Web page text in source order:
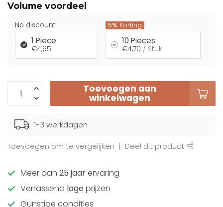
Volume voordeel
No discount
1 Piece
€4,95
5% Korting
10 Pieces
€4,70 / Stuk
Toevoegen aan
winkelwagen
1-3 werkdagen
Toevoegen om te vergelijken Deel dit product
Meer dan 25 jaarervaring
Verrassend lage prijzen
Gunstige condities